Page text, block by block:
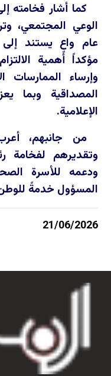
كما أشار فخامته
الوعي المجتمعي،
عام واعٍ يستند إلى
مؤكداً أهمية
وإرساء الممارسات
المصداقية وبما
الإعلامية.
من جانبهم،
وتقديرهم لفخامة
ودعمه للأسرة
المسؤول خدمةً
21/06/2026